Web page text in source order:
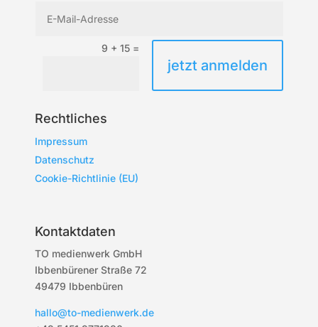
9 + 15=
jetzt anmelden
Rechtliches
Impressum
Datenschutz
Cookie-Richtlinie (EU)
Kontaktdaten
TO medienwerk GmbH
Ibbenbürener Straße 72
49479 Ibbenbüren
hallo@to-medienwerk.de